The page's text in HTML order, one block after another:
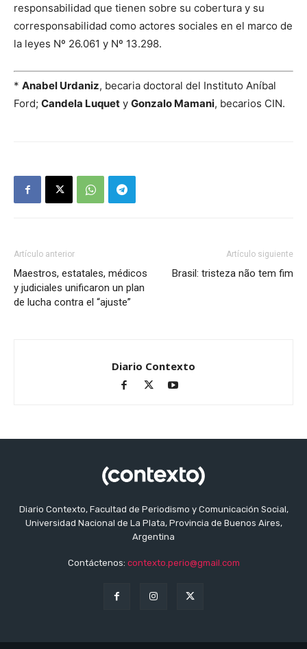
responsabilidad que tienen sobre su cobertura y su
corresponsabilidad como actores sociales en el marco de
la leyes Nº 26.061 y Nº 13.298.
* Anabel Urdaniz, becaria doctoral del Instituto Aníbal
Ford; Candela Luquet y Gonzalo Mamani, becarios CIN.
Artículo anterior
Maestros, estatales, médicos
y judiciales unificaron un plan
de lucha contra el “ajuste”
Artículo siguiente
Brasil: tristeza não tem fim
Diario Contexto
Diario Contexto, Facultad de Periodismo y Comunicación Social,
Universidad Nacional de La Plata, Provincia de Buenos Aires,
Argentina
Contáctenos: contexto.perio@gmail.com